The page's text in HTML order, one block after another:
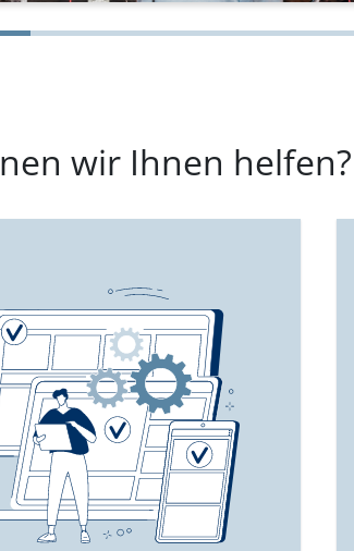
wir Ihnen helfen?